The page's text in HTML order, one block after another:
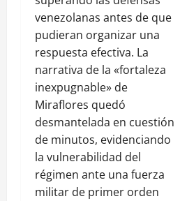
venezolanas antes de que
pudieran organizar una
respuesta efectiva. La
narrativa de la «fortaleza
inexpugnable» de
Miraflores quedó
desmantelada en cuestión
de minutos, evidenciando
la vulnerabilidad del
régimen ante una fuerza
militar de primer orden